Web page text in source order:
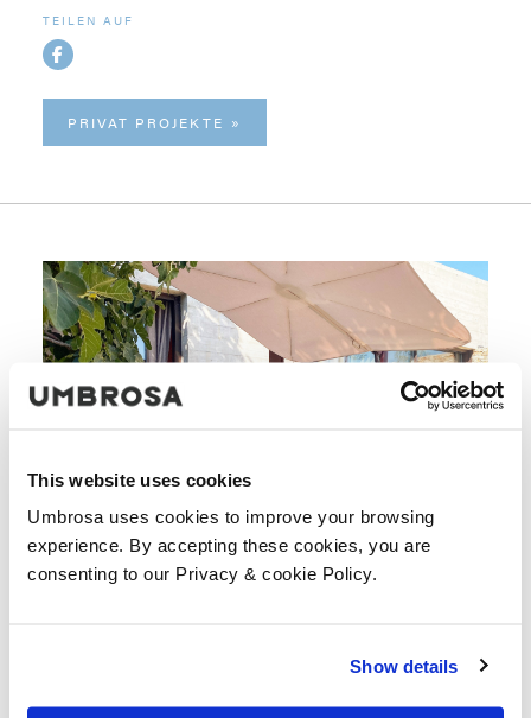
This website uses cookies
Umbrosa uses cookies to improve your browsing
experience. By accepting these cookies, you are
consenting to our Privacy & cookie Policy.
Show details
TEILEN AUF
PRIVAT PROJEKTE